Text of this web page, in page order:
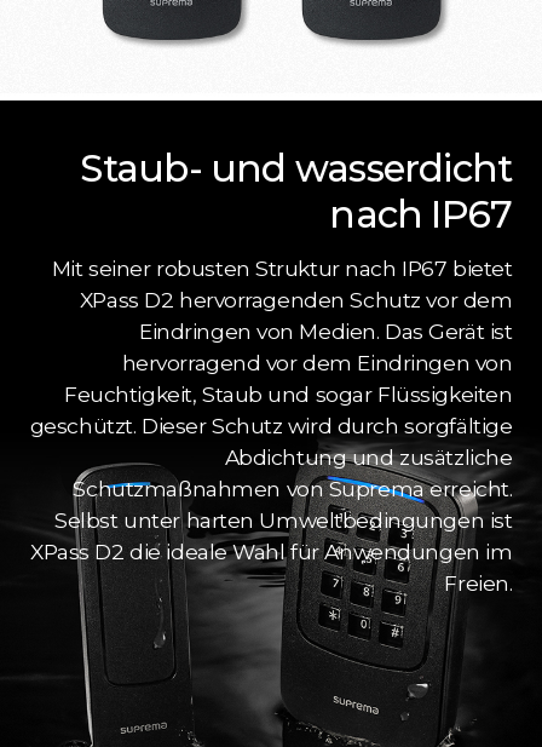
Staub- und wasserdicht
nach IP67
Mit seiner robusten Struktur nach IP67 bietet
XPass D2 hervorragenden Schutz vor dem
Eindringen von Medien. Das Gerät ist
hervorragend vor dem Eindringen von
Feuchtigkeit, Staub und sogar Flüssigkeiten
geschützt. Dieser Schutz wird durch sorgfältige
Abdichtung und zusätzliche
Schutzmaßnahmen von Suprema erreicht.
Selbst unter harten Umweltbedingungen ist
XPass D2 die ideale Wahl für Anwendungen im
Freien.